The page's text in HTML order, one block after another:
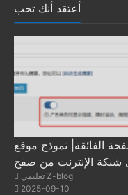
أعتقد أنك تحب
الفائقة| نموذج موقع
شبكة الإنترنت من صفح
واحدة| كيفية تحديد صفحة
تعليمي Z-blog
2025-09-10